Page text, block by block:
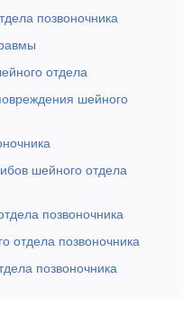
позвоночника
отдела
шейного
шейного отдела
позвоночника
отдела позвоночника
позвоночника